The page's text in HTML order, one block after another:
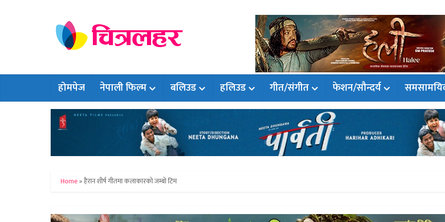
होमपेज नेपाली फिल्म बलिउड हलिउड गीत/संगीत फेशन/सौन्दर्य
Home»हैरान शीर्ष गीतमा कलाकारको जम्बो टिम